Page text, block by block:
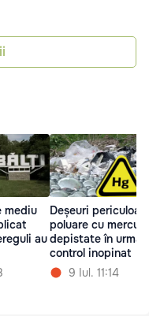
mediu
au
Deșeuri
poluare cu mercur,
depistate în urma
control inopinat
9 Iul. 11:14